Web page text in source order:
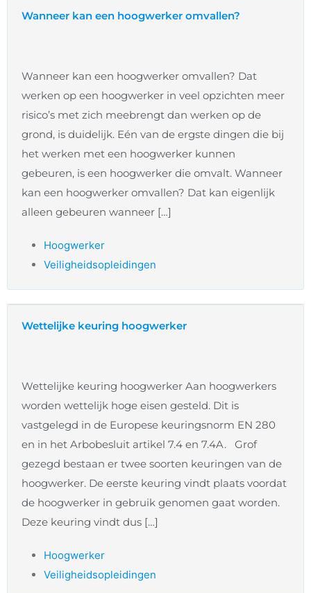
Wanneer kan een hoogwerker omvallen?
Wanneer kan een hoogwerker omvallen? Dat
werken op een hoogwerker in veel opzichten meer
risico’s met zich meebrengt dan werken op de
grond, is duidelijk. Eén van de ergste dingen die bij
het werken met een hoogwerker kunnen
gebeuren, is een hoogwerker die omvalt. Wanneer
kan een hoogwerker omvallen? Dat kan eigenlijk
alleen gebeuren wanneer […]
Hoogwerker
Veiligheidsopleidingen
Wettelijke keuring hoogwerker
Wettelijke keuring hoogwerker Aan hoogwerkers
worden wettelijk hoge eisen gesteld. Dit is
vastgelegd in de Europese keuringsnorm EN 280
en in het Arbobesluit artikel 7.4 en 7.4A. Grof
gezegd bestaan er twee soorten keuringen van de
hoogwerker. De eerste keuring vindt plaats voordat
de hoogwerker in gebruik genomen gaat worden.
Deze keuring vindt dus […]
Hoogwerker
Veiligheidsopleidingen